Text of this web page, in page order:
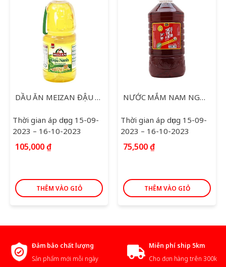
DẦU ĂN MEIZAN ĐẬU NÀNH 2L
Thời gian áp dụng 15-09-
2023 – 16-10-2023
105,000₫
THÊM VÀO GIỎ
NƯỚC MẮM NAM NGƯ SIÊU TIẾT KIỆM 4.8L
Thời gian áp dụng 15-09-
2023 – 16-10-2023
75,500₫
THÊM VÀO GIỎ
Đảm bảo chất lượng
Sản phẩm mới mỗi ngày
Miễn phí ship 5km
Cho đơn hàng trên 300k